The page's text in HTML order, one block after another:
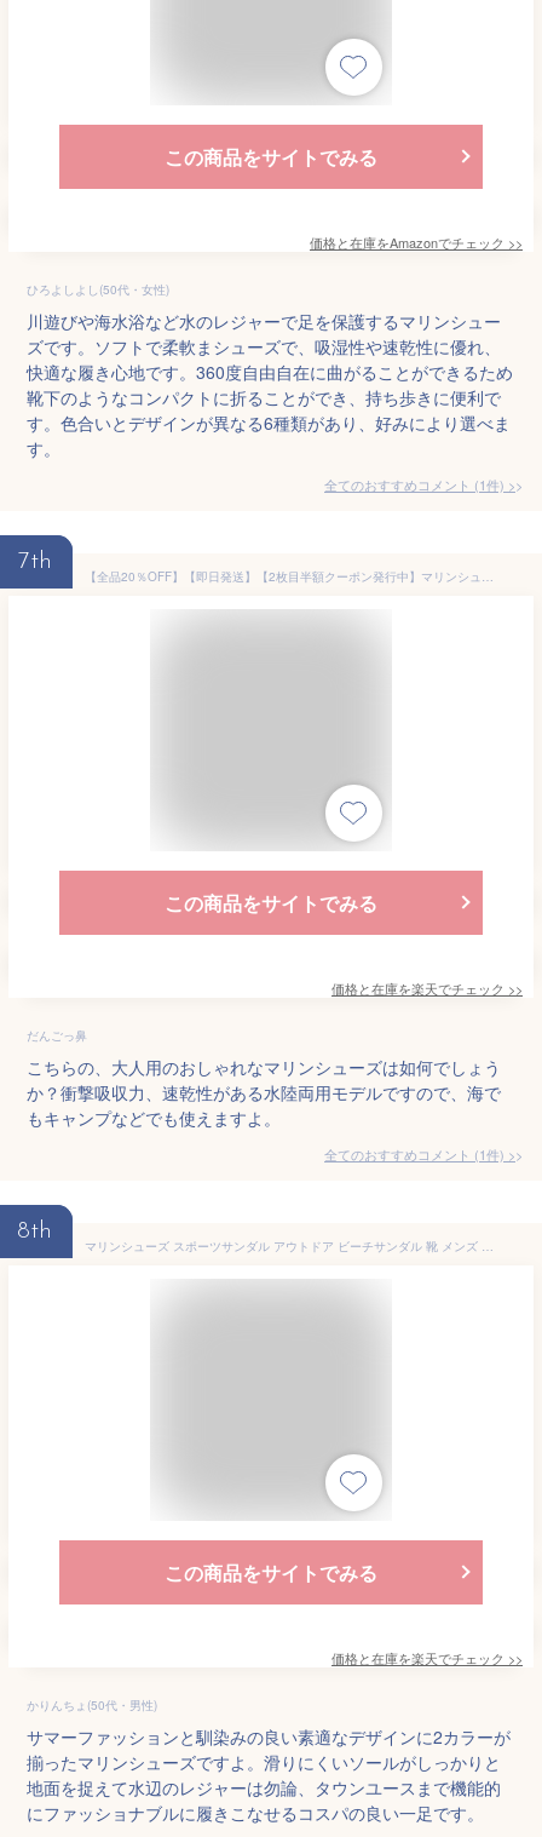
この商品をサイトでみる
価格と在庫をAmazonでチェック >>
ひろよしよし(50代・女性)
川遊びや海水浴など水のレジャーで足を保護するマリンシュー
ズです。ソフトで柔軟まシューズで、吸湿性や速乾性に優れ、
快適な履き心地です。360度自由自在に曲がることができるため
靴下のようなコンパクトに折ることができ、持ち歩きに便利で
す。色合いとデザインが異なる6種類があり、好みにより選べま
す。
全てのおすすめコメント (1件) >
7th
【全品20％OFF】【即日発送】【2枚目半額クーポン発行中】マリンシューズ アクアシューズ ウォーターシューズ 水遊び 靴 キッズ レディース メンズ 大人用 子供用 水陸両用 フィットネスシューズ シュノーケリング スポーツ 軽量 ケガ防止 速乾 男女兼用 22~28cm
この商品をサイトでみる
価格と在庫を楽天でチェック >>
だんごっ鼻
こちらの、大人用のおしゃれなマリンシューズは如何でしょう
か？衝撃吸収力、速乾性がある水陸両用モデルですので、海で
もキャンプなどでも使えますよ。
全てのおすすめコメント (1件) >
8th
マリンシューズ スポーツサンダル アウトドア ビーチサンダル 靴 メンズ コンフォートサンダル ウォーターシューズ 水陸両用 革靴 トレッキングシューズ 滑り止め ハイキング マリンシューズ カジュアル 通勤 海 プール ビーチシューズ
この商品をサイトでみる
価格と在庫を楽天でチェック >>
かりんちょ(50代・男性)
サマーファッションと馴染みの良い素適なデザインに2カラーが
揃ったマリンシューズですよ。滑りにくいソールがしっかりと
地面を捉えて水辺のレジャーは勿論、タウンユースまで機能的
にファッショナブルに履きこなせるコスパの良い一足です。